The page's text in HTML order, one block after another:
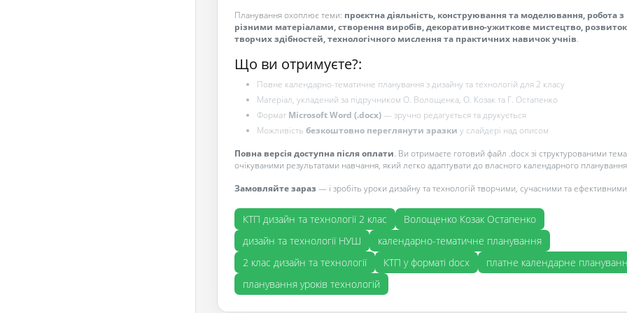
Планування охоплює теми: проєктна діяльність, конструювання та моделювання, робота з
різними матеріалами, створення виробів, декоративно-ужиткове мистецтво, розвиток
творчих здібностей, технологічного мислення та практичних навичок учнів.
Що ви отримуєте?:
Повне календарно-тематичне планування з дизайну та технологій для 2 класу
Матеріал, укладений за підручником О. Волощенка, О. Козак та Г. Остапенко
Формат Microsoft Word (.docx) — зручно редагується та друкується
Можливість безкоштовно переглянути зразки у слайдері над описом
Повна версія доступна після оплати. Ви отримаєте готовий файл .docx зі структурованими
очікуваними результатами навчання, який легко адаптувати до власного календарного
Замовляйте зараз — і зробіть уроки дизайну та технологій творчими, сучасними та
КТП дизайн та технології 2 клас
Волощенко Козак Остапенко
дизайн та технології НУШ
календарно-тематичне планування
2 клас дизайн та технології
КТП у форматі docx
платне календарне
планування уроків технологій